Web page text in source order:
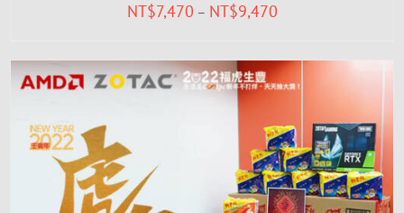
NT$7,470 – NT$9,470